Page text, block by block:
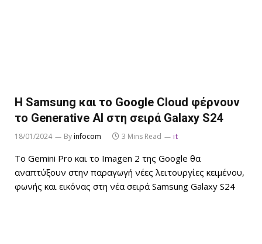
Η Samsung και το Google Cloud φέρνουν
το Generative AI στη σειρά Galaxy S24
18/01/2024 Byinfocom 3 Mins Read it
Το Gemini Pro και το Imagen 2 της Google θα
αναπτύξουν στην παραγωγή νέες λειτουργίες κειμένου,
φωνής και εικόνας στη νέα σειρά Samsung Galaxy S24